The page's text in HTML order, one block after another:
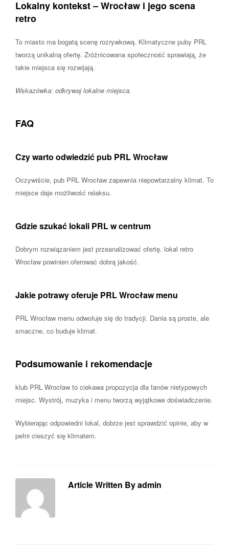
Lokalny kontekst – Wrocław i jego scena
retro
To miasto ma bogatą scenę rozrywkową. Klimatyczne puby PRL
tworzą unikalną ofertę. Zróżnicowana społeczność sprawiają, że
takie miejsca się rozwijają.
Wskazówka: odkrywaj lokalne miejsca.
FAQ
Czy warto odwiedzić pub PRL Wrocław
Oczywiście, pub PRL Wrocław zapewnia niepowtarzalny klimat. To
miejsce daje możliwość relaksu.
Gdzie szukać lokali PRL w centrum
Dobrym rozwiązaniem jest przeanalizować ofertę. lokal retro
Wrocław powinien oferować dobrą jakość.
Jakie potrawy oferuje PRL Wrocław menu
PRL Wrocław menu odwołuje się do tradycji. Dania są proste, ale
smaczne, co buduje klimat.
Podsumowanie i rekomendacje
klub PRL Wrocław to ciekawa propozycja dla fanów nietypowych
miejsc. Wystrój, muzyka i menu tworzą wyjątkowe doświadczenie.
Wybierając odpowiedni lokal, dobrze jest sprawdzić opinie, aby w
pełni cieszyć się klimatem.
Article Written By admin